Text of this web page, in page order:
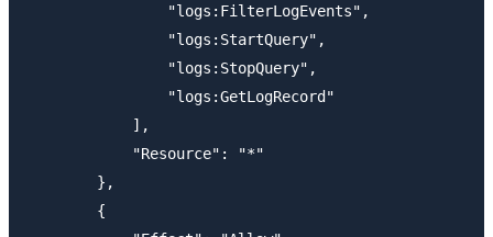
                "logs:FilterLogEvents",
                "logs:StartQuery",
                "logs:StopQuery",
                "logs:GetLogRecord"
            ],
            "Resource": "*"
        },
        {